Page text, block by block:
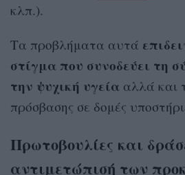
κλπ.).
Τα προβλήματα αυτά
στίγμα που συνοδεύει τη
την ψυχική υγεία αλλά και
πρόσβασης σε δομές
Πρωτοβουλίες και
αντιμετώπισή των